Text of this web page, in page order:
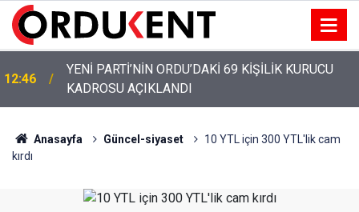
12:46
YENİ PARTİ’NİN ORDU’DAKİ 69 KİŞİLİK KURUCU
KADROSU AÇIKLANDI
Anasayfa Güncel-siyaset
10 YTL için 300 YTL'lik cam
kırdı